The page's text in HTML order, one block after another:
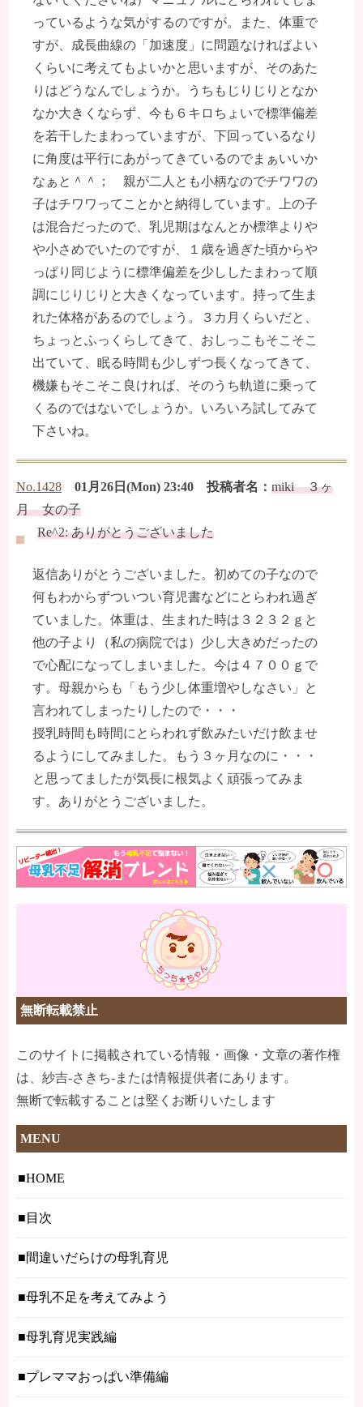
っているような気がするのですが。また、体重で
すが、成長曲線の「加速度」に問題なければよい
くらいに考えてもよいかと思いますが、そのあた
りはどうなんでしょうか。うちもじりじりとなか
なか大きくならず、今も６キロちょいで標準偏差
を若干したまわっていますが、下回っているなり
に角度は平行にあがってきているのでまぁいいか
なぁと＾＾； 親が二人とも小柄なのでチワワの
子はチワワってことかと納得しています。上の子
は混合だったので、乳児期はなんとか標準よりや
や小さめでいたのですが、１歳を過ぎた頃からや
っぱり同じように標準偏差を少ししたまわって順
調にじりじりと大きくなっています。持って生ま
れた体格があるのでしょう。３カ月くらいだと、
ちょっとふっくらしてきて、おしっこもそこそこ
出ていて、眠る時間も少しずつ長くなってきて、
機嫌もそこそこ良ければ、そのうち軌道に乗って
くるのではないでしょうか。いろいろ試してみて
下さいね。
No.1428 01月26日(Mon) 23:40 投稿者名： miki ３ヶ
月 女の子
Re^2: ありがとうございました
返信ありがとうございました。初めての子なので
何もわからずついつい育児書などにとらわれ過ぎ
ていました。体重は、生まれた時は３２３２ｇと
他の子より（私の病院では）少し大きめだったの
で心配になってしまいました。今は４７００ｇで
す。母親からも「もう少し体重増やしなさい」と
言われてしまったりしたので・・・
授乳時間も時間にとらわれず飲みたいだけ飲ませ
るようにしてみました。もう３ヶ月なのに・・・
と思ってましたが気長に根気よく頑張ってみま
す。ありがとうございました。
無断転載禁止
このサイトに掲載されている情報・画像・文章の著作権
は、紗吉-さきち-または情報提供者にあります。
無断で転載することは堅くお断りいたします
MENU
HOME
目次
間違いだらけの母乳育児
母乳不足を考えてみよう
母乳育児実践編
プレママおっぱい準備編